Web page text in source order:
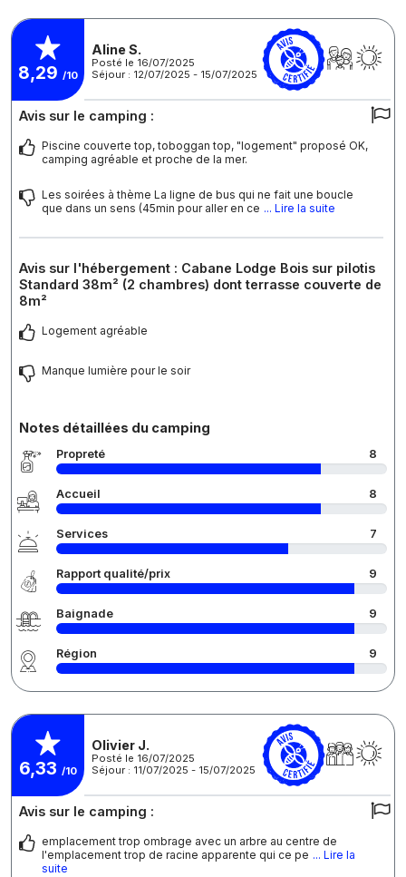
8,29 /10
Aline S.
Posté le 16/07/2025
Séjour : 12/07/2025 - 15/07/2025
Avis sur le camping :
Piscine couverte top, toboggan top, "logement" proposé OK,
camping agréable et proche de la mer.
Les soirées à thème La ligne de bus qui ne fait une boucle
que dans un sens (45min pour aller en ce ... Lire la suite
Avis sur l'hébergement : Cabane Lodge Bois sur pilotis
Standard 38m² (2 chambres) dont terrasse couverte de
8m²
Logement agréable
Manque lumière pour le soir
Notes détaillées du camping
Propreté 8
Accueil 8
Services 7
Rapport qualité/prix 9
Baignade 9
Région 9
6,33 /10
Olivier J.
Posté le 16/07/2025
Séjour : 11/07/2025 - 15/07/2025
Avis sur le camping :
emplacement trop ombrage avec un arbre au centre de
l'emplacement trop de racine apparente qui ce pe ... Lire la
suite